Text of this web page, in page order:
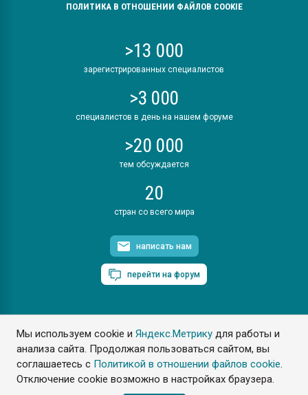
Мы используем cookie иЯндекс.Метрику для работы и
анализа сайта. Продолжая пользоваться сайтом, вы
соглашаетесь с Политикой в отношении файлов cookie.
Отключение cookie возможно в настройках браузера.
ПОЛИТИКА В ОТНОШЕНИИ ФАЙЛОВ COOKIE
>13 000
зарегистрированных специалистов
>3 000
специалистов в день на нашем форуме
>20 000
тем обсуждается
20
стран со всего мира
написать нам
перейти на форум
ПластЭксперт © 2006. Все права защищены
Разрешается копирование материалов сайта с обязательной
ссылкой на www.e-plastic.ru
Разработка сайта